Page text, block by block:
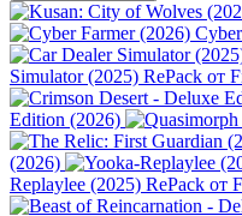
Simulator (2025) RePack от
Edition (2026)
(2026)
Replaylee (2025) RePack от